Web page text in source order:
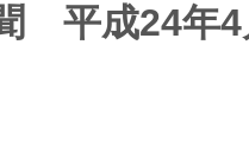
平成24年4